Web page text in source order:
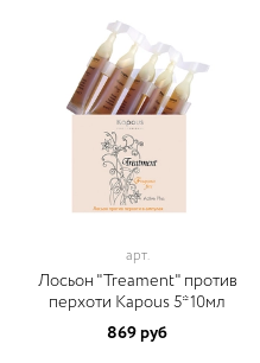
арт.
Лосьон "Treament" против
перхоти Kapous 5*10мл
869 руб